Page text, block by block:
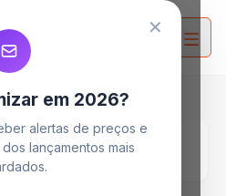
Blog
e Seca LG de 2026
✕
em 2026?
alertas de preços e
lançamentos mais